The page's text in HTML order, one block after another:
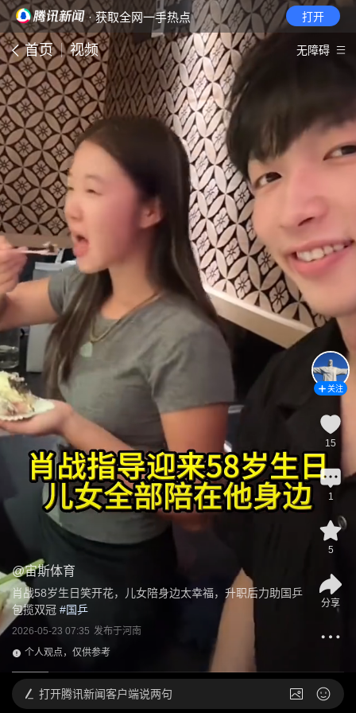
· 获取全网一手热点 打开
首页 视频 无障碍
@宙斯体育
肖战58岁生日笑开花，儿女陪身边太幸福，升职后力助国乒
包揽双冠 #国乒
2026-05-23 07:35 发布于河南
个人观点，仅供参考
关注
15
1
5
分享
打开腾讯新闻客户端说两句